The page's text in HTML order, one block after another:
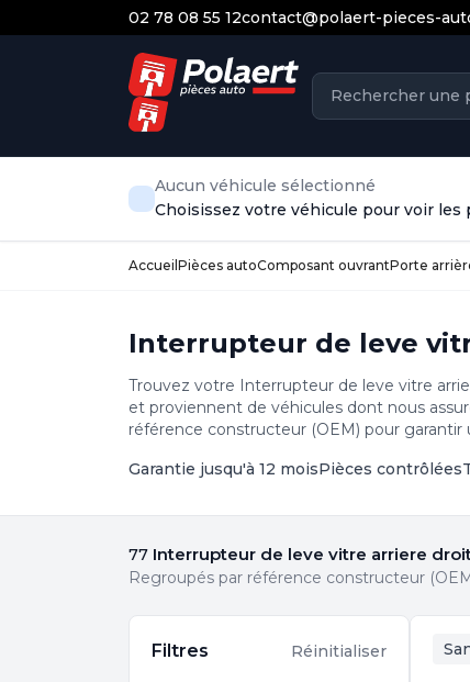
02 78 08 55 12contact@polaert-pieces-
Aucun véhicule sélectionné
Choisissez votre véhicule pour voir les
Accueil Pièces autoComposant ouvrantPorte
Interrupteur de leve
Trouvez votre Interrupteur de leve vitre
et proviennent de véhicules dont nous
référence constructeur (OEM) pour
Garantie jusqu'à 12 moisPièces contrôlées
77 Interrupteur de leve vitre arriere
Regroupés par référence constructeur
Filtres Réinitialiser